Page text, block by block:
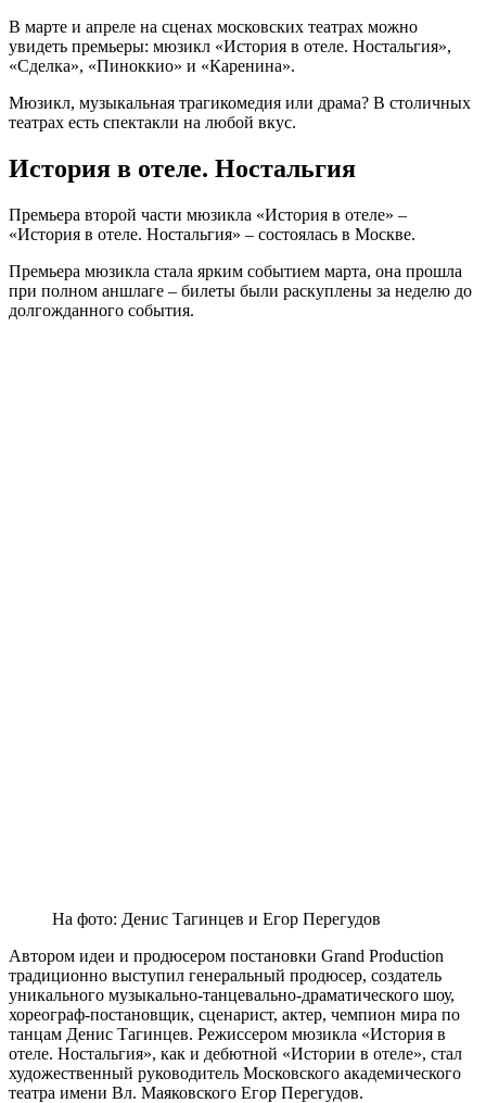
В марте и апреле на сценах московских театрах можно
увидеть премьеры: мюзикл «История в отеле. Ностальгия»,
«Сделка», «Пиноккио» и «Каренина».
Мюзикл, музыкальная трагикомедия или драма? В столичных
театрах есть спектакли на любой вкус.
История в отеле. Ностальгия
Премьера второй части мюзикла «История в отеле» –
«История в отеле. Ностальгия» – состоялась в Москве.
Премьера мюзикла стала ярким событием марта, она прошла
при полном аншлаге – билеты были раскуплены за неделю до
долгожданного события.
На фото: Денис Тагинцев и Егор Перегудов
Автором идеи и продюсером постановки Grand Production
традиционно выступил генеральный продюсер, создатель
уникального музыкально-танцевально-драматического шоу,
хореограф-постановщик, сценарист, актер, чемпион мира по
танцам Денис Тагинцев. Режиссером мюзикла «История в
отеле. Ностальгия», как и дебютной «Истории в отеле», стал
художественный руководитель Московского академического
театра имени Вл. Маяковского Егор Перегудов.